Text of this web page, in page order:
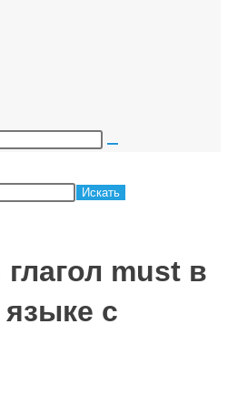
must в
с